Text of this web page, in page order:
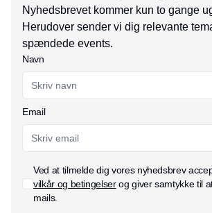
Nyhedsbrevet kommer kun to gange
Herudover sender vi dig relevante
spændede events.
Navn
Email
Ved at tilmelde dig vores nyhedsbrev
vilkår og betingelserog giver samtykke til
mails.